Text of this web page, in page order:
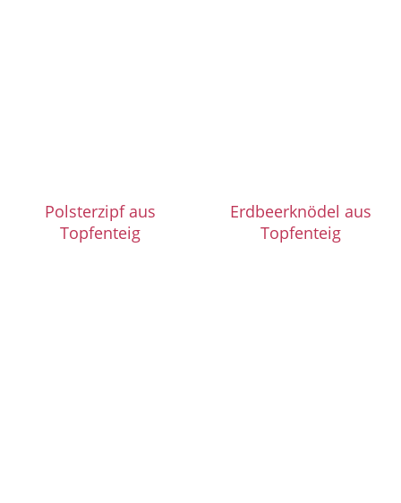
Polsterzipf aus
Topfenteig
Erdbeerknödel aus
Topfenteig